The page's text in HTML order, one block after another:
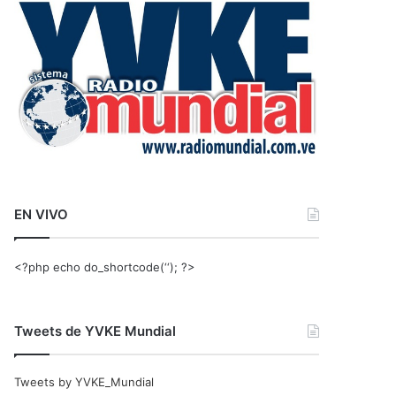
r
EN VIVO
<?php echo do_shortcode(‘‘); ?>
Tweets de YVKE Mundial
Tweets by YVKE_Mundial